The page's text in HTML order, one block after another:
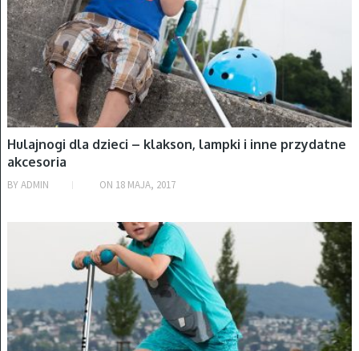
Hulajnogi dla dzieci – klakson, lampki i inne przydatne
akcesoria
BY ADMIN ON 18 MAJA, 2017